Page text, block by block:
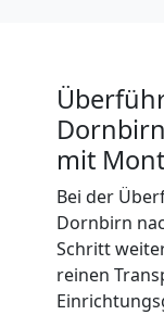
mit
Bei der
Dornbirn
Schritt
reinen